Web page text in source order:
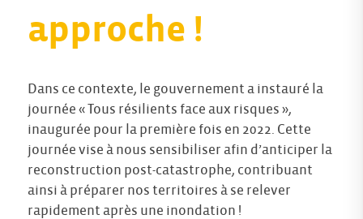
approche !
Dans ce contexte, le gouvernement a instauré la
journée « Tous résilients face aux risques »,
inaugurée pour la première fois en 2022. Cette
journée vise à nous sensibiliser afin d’anticiper la
reconstruction post-catastrophe, contribuant
ainsi à préparer nos territoires à se relever
rapidement après une inondation !